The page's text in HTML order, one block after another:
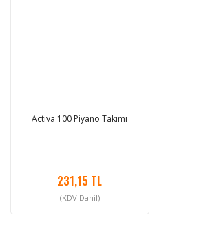
Activa 100 Piyano Takımı
231,15 TL
(KDV Dahil)